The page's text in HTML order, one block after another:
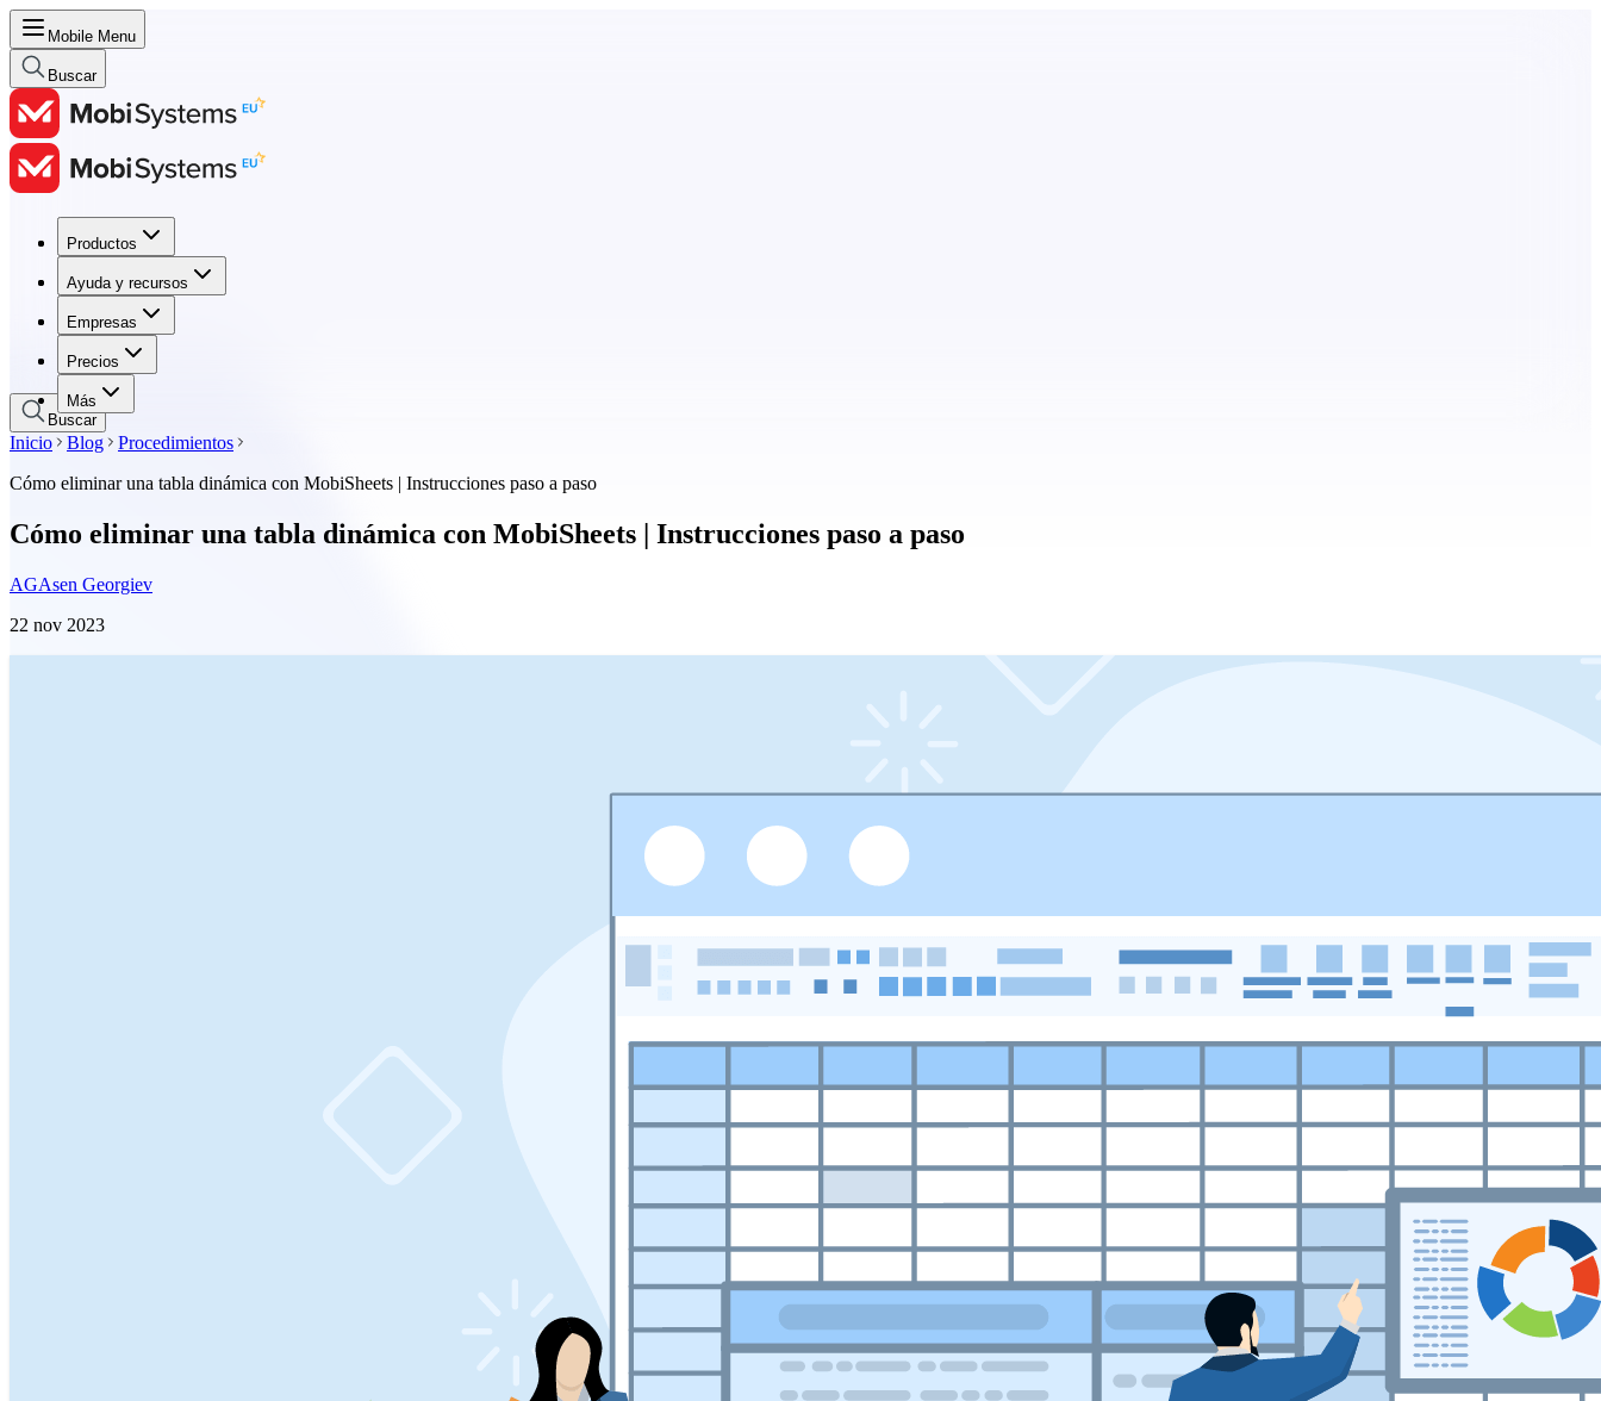
Mobile Menu
Buscar
Productos
Ayuda y recursos
Empresas
Precios
Más
Productos
Ayuda y recursos
Empresas
Precios
Buscar
Inicio Blog
Procedimientos
Cómo eliminar una tabla dinámica con MobiSheets | Instrucciones paso a paso
Cómo eliminar una tabla dinámica con MobiSheets | Instrucciones paso a paso
AGAsen Georgiev
22 nov 2023